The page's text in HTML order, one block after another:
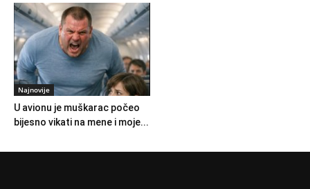
Najnovije
U avionu je muškarac počeo
bijesno vikati na mene i moje...